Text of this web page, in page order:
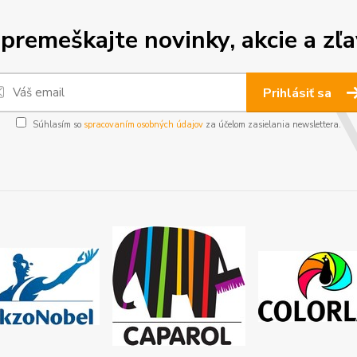
novinky, akcie a
Prihlásiť sa
Súhlasím so spracovaním osobných údajov za účelom zasielania newslettera.